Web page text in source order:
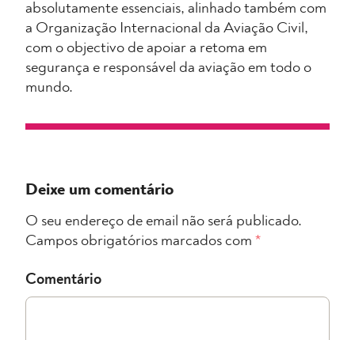
absolutamente essenciais, alinhado também com
a Organização Internacional da Aviação Civil,
com o objectivo de apoiar a retoma em
segurança e responsável da aviação em todo o
mundo.
Deixe um comentário
O seu endereço de email não será publicado.
Campos obrigatórios marcados com *
Comentário